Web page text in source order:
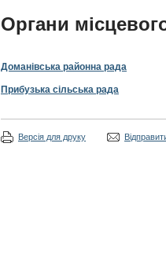
Органи
Доманівська районна рада
Прибузька сільська рада
Версія для друку